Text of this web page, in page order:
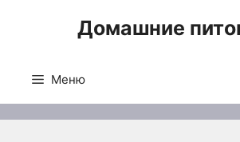
Домашние
Меню